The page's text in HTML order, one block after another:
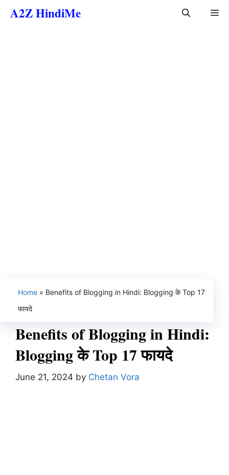
SkipA2Z HindiMe
Home » Benefits of Blogging in Hindi: Blogging के Top 17
फायदे
Benefits of Blogging in Hindi:
Blogging के Top 17 फायदे
June 21, 2024 by Chetan Vora